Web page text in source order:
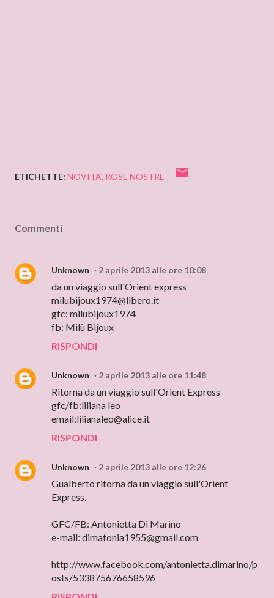
ETICHETTE: NOVITA' ROSE NOSTRE
Commenti
Unknown 2 aprile 2013 alle ore 10:08
da un viaggio sull'Orient express
milubijoux1974@libero.it
gfc: milubijoux1974
fb: Milù Bijoux
RISPONDI
Unknown 2 aprile 2013 alle ore 11:48
Ritorna da un viaggio sull'Orient Express
gfc/fb:liliana leo
email:lilianaleo@alice.it
RISPONDI
Unknown 2 aprile 2013 alle ore 12:26
Gualberto ritorna da un viaggio sull'Orient
Express.
GFC/FB: Antonietta Di Marino
e-mail: dimatonia1955@gmail.com
http://www.facebook.com/antonietta.dimarino/p
osts/533875676658596